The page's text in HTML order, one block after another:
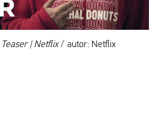
| Netflix/ autor: Netflix